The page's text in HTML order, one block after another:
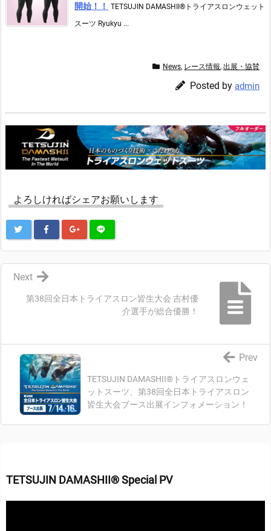
開始！！
TETSUJIN DAMASHII®︎トライアスロンウェット
スーツ Ryukyu ...
News, レース情報, 出展・協賛
Posted by admin
よろしければシェアお願いします
第38回全日本トライアスロン皆生大会 吉村優
介選手が総合優勝！
Next
TETSUJIN DAMASHII®トライアスロンウェ
ットスーツ、第38回全日本トライアスロン
皆生大会ブース出展インフォメーション！
Prev
TETSUJIN DAMASHII® Special PV